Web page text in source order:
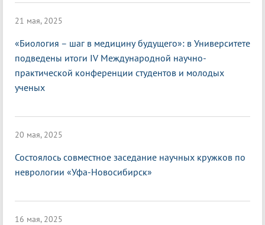
21 мая, 2025
«Биология – шаг в медицину будущего»: в Университете
подведены итоги IV Международной научно-
практической конференции студентов и молодых
ученых
20 мая, 2025
Состоялось совместное заседание научных кружков по
неврологии «Уфа-Новосибирск»
16 мая, 2025